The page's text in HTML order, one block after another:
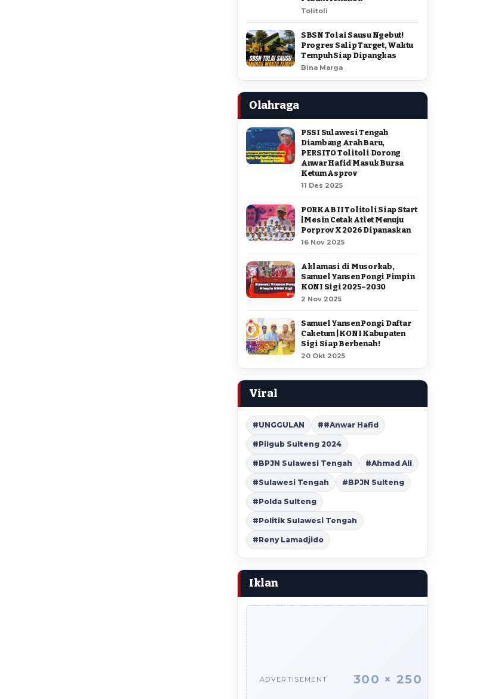
Tolitoli
SBSN Tolai Sausu Ngebut!
Progres Salip Target, Waktu
Tempuh Siap Dipangkas
Bina Marga
Olahraga
PSSI Sulawesi Tengah
Diambang Arah Baru,
PERSITO Tolitoli Dorong
Anwar Hafid Masuk Bursa
Ketum Asprov
11 Des 2025
PORKAB II Tolitoli Siap Start
| Mesin Cetak Atlet Menuju
Porprov X 2026 Dipanaskan
16 Nov 2025
Aklamasi di Musorkab,
Samuel Yansen Pongi Pimpin
KONI Sigi 2025–2030
2 Nov 2025
Samuel Yansen Pongi Daftar
Caketum | KONI Kabupaten
Sigi Siap Berbenah !
20 Okt 2025
Viral
#UNGGULAN ##Anwar Hafid
#Pilgub Sulteng 2024
#BPJN Sulawesi Tengah #Ahmad Ali
#Sulawesi Tengah #BPJN Sulteng
#Polda Sulteng
#Politik Sulawesi Tengah
#Reny Lamadjido
Iklan
ADVERTISEMENT 300 × 250